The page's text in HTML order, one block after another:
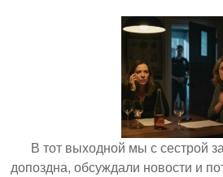
В тот выходной мы с сестрой
допоздна, обсуждали новости и